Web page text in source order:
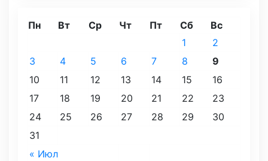
Пн Вт Ср Чт Пт Сб Вс
« Июл
1
2
3
4 5 6 7 8
9
10
11 12 13 14 15
16
17
18 19 20 21 22
23
24
25 26 27 28 29
30
31